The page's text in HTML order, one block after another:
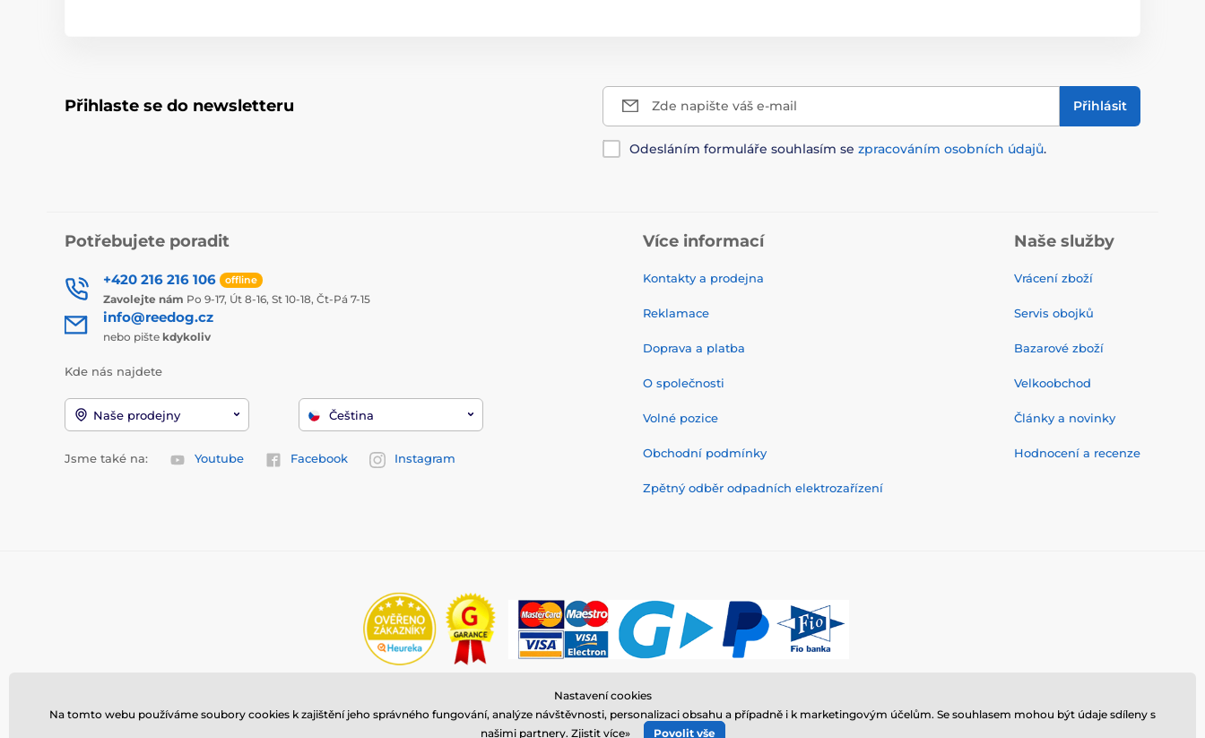
Přihlaste se do newsletteru Zde napište váš e-mail Přihlásit
Odesláním formuláře souhlasím se zpracováním osobních údajů.
Potřebujete poradit
+420 216 216 106 offline
Zavolejte nám Po 9-17, Út 8-16, St 10-18, Čt-Pá 7-15
info@reedog.cz
nebo pište kdykoliv
Kde nás najdete
Naše prodejny Čeština
Jsme také na: Youtube Facebook Instagram
Více informací
Kontakty a prodejna
Reklamace
Doprava a platba
O společnosti
Volné pozice
Obchodní podmínky
Zpětný odběr odpadních elektrozařízení
Naše služby
Vrácení zboží
Servis obojků
Bazarové zboží
Velkoobchod
Články a novinky
Hodnocení a recenze
© 2026 www.reedog.cz ⦁ E-shop vytvořila
Nastavení cookies
Na tomto webu používáme soubory cookies k zajištění jeho správného fungování, analýze návštěvnosti, personalizaci obsahu a případně i k marketingovým účelům. Se souhlasem mohou být údaje sdíleny s
našimi partnery. Zjistit více» Povolit vše